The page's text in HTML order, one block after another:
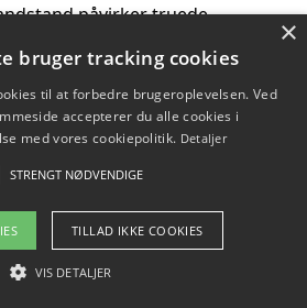
påvirker truede
bedste vandrerygsække til
2026 - Pilanto Aps
×
bruger tracking cookies
til at forbedre brugeroplevelsen. Ved
accepterer du alle cookies i
med vores cookiepolitik. Detaljer
STRENGT NØDVENDIGE
TILLAD IKKE COOKIES
VIS DETALJER